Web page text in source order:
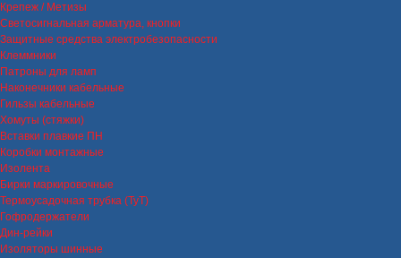
Крепеж / Метизы
Светосигнальная арматура, кнопки
Защитные средства электробезопасности
Клеммники
Патроны для ламп
Наконечники кабельные
Гильзы кабельные
Хомуты (стяжки)
Вставки плавкие ПН
Коробки монтажные
Изолента
Бирки маркировочные
Термоусадочная трубка (ТуТ)
Гофродержатели
Дин-рейки
Изоляторы шинные